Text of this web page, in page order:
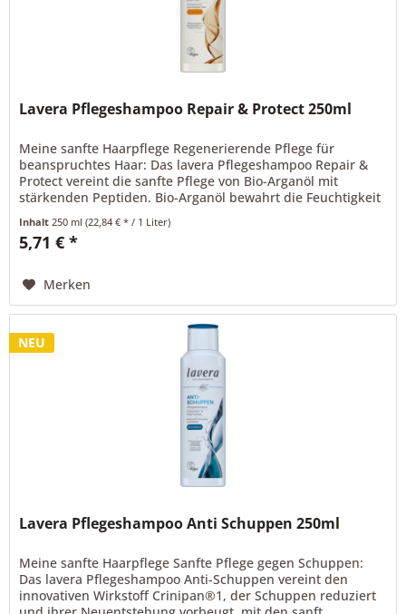
Lavera Pflegeshampoo Repair & Protect 250ml
Meine sanfte Haarpflege Regenerierende Pflege für
beanspruchtes Haar: Das lavera Pflegeshampoo Repair &
Protect vereint die sanfte Pflege von Bio-Arganöl mit
stärkenden Peptiden. Bio-Arganöl bewahrt die Feuchtigkeit
im Haar und sorgt für...
Inhalt 250 ml(22,84 € * / 1 Liter)
5,71 € *
Merken
NEU
Lavera Pflegeshampoo Anti Schuppen 250ml
Meine sanfte Haarpflege Sanfte Pflege gegen Schuppen:
Das lavera Pflegeshampoo Anti-Schuppen vereint den
innovativen Wirkstoff Crinipan®1, der Schuppen reduziert